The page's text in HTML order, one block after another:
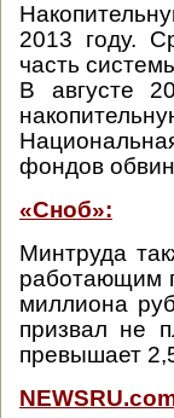
2013 году.
часть
В августе
фондов
«Сноб»:
Минтруда
работающим
миллиона
призвал не
превышает